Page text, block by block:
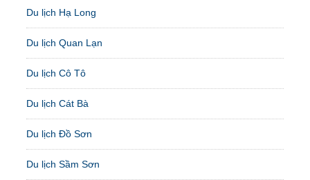
Du lịch Hạ Long
Du lịch Quan Lạn
Du lịch Cô Tô
Du lịch Cát Bà
Du lịch Đồ Sơn
Du lịch Sầm Sơn